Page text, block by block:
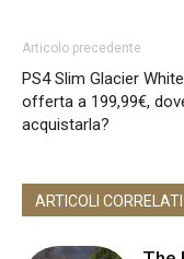
Articolo precedente
PS4 Slim Glacier
offerta a 199,99€,
acquistarla?
ARTICOLI CORRELATI